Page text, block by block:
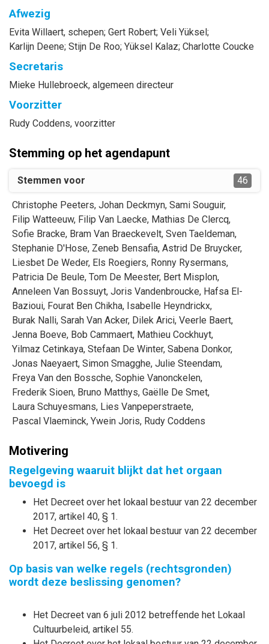
Afwezig
Evita Willaert, schepen; Gert Robert; Veli Yüksel;
Karlijn Deene; Stijn De Roo; Yüksel Kalaz; Charlotte Coucke
Secretaris
Mieke Hullebroeck, algemeen directeur
Voorzitter
Rudy Coddens, voorzitter
Stemming op het agendapunt
Stemmen voor 46
Christophe Peeters, Johan Deckmyn, Sami Souguir,
Filip Watteeuw, Filip Van Laecke, Mathias De Clercq,
Sofie Bracke, Bram Van Braeckevelt, Sven Taeldeman,
Stephanie D'Hose, Zeneb Bensafia, Astrid De Bruycker,
Liesbet De Weder, Els Roegiers, Ronny Rysermans,
Patricia De Beule, Tom De Meester, Bert Misplon,
Anneleen Van Bossuyt, Joris Vandenbroucke, Hafsa El-
Bazioui, Fourat Ben Chikha, Isabelle Heyndrickx,
Burak Nalli, Sarah Van Acker, Dilek Arici, Veerle Baert,
Jenna Boeve, Bob Cammaert, Mathieu Cockhuyt,
Yilmaz Cetinkaya, Stefaan De Winter, Sabena Donkor,
Jonas Naeyaert, Simon Smagghe, Julie Steendam,
Freya Van den Bossche, Sophie Vanonckelen,
Frederik Sioen, Bruno Matthys, Gaëlle De Smet,
Laura Schuyesmans, Lies Vanpeperstraete,
Pascal Vlaeminck, Ywein Joris, Rudy Coddens
Motivering
Regelgeving waaruit blijkt dat het orgaan
bevoegd is
Het Decreet over het lokaal bestuur van 22 december
2017, artikel 40, § 1.
Het Decreet over het lokaal bestuur van 22 december
2017, artikel 56, § 1.
Op basis van welke regels (rechtsgronden)
wordt deze beslissing genomen?
Het Decreet van 6 juli 2012 betreffende het Lokaal
Cultuurbeleid, artikel 55.